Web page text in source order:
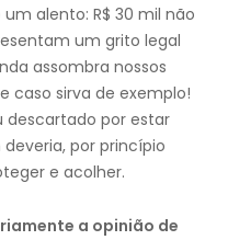
alento: R$ 30 mil não
um grito legal
assombra nossos
caso sirva de exemplo!
descartado por estar
por princípio
e acolher.
a opinião de